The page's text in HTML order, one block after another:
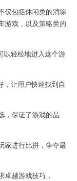
包括休闲类的消除
游戏，以及策略类的
轻松地进入这个游
让用户快速找到自
保证了游戏的品
进行比拼，争夺最
越游戏技巧，